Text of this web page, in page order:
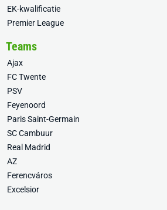
EK-kwalificatie
Premier League
Teams
Ajax
FC Twente
PSV
Feyenoord
Paris Saint-Germain
SC Cambuur
Real Madrid
AZ
Ferencváros
Excelsior